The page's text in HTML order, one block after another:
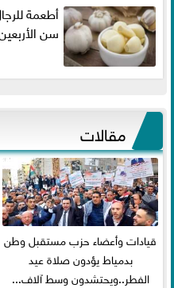
أطعمة
سن
مقالات
قيادات وأعضاء حزب مستقبل وطن
بدمياط يؤدون صلاة عيد
الفطر..ويحتشدون وسط آلاف...